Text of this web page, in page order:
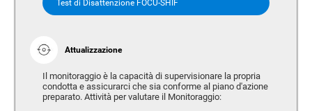
Test di Disattenzione FOCU-SHIF
Attualizzazione
Il monitoraggio è la capacità di supervisionare la propria
condotta e assicurarci che sia conforme al piano d'azione
preparato. Attività per valutare il Monitoraggio: